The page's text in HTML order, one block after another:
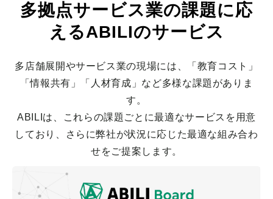
多拠点サービス業の課題に応
えるABILIのサービス
多店舗展開やサービス業の現場には、「教育コスト」
「情報共有」「人材育成」など多様な課題がありま
す。
ABILIは、これらの課題ごとに最適なサービスを用意
しており、さらに弊社が状況に応じた最適な組み合わ
せをご提案します。